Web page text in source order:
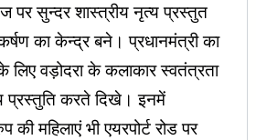
पर सुन्दर शास्त्रीय नृत्य प्रस्तुत
का केन्द्र बने। प्रधानमंत्री का
वड़ोदरा के कलाकार स्वतंत्रता
प्रस्तुति करते दिखे। इनमें
की महिलाएं भी एयरपोर्ट रोड पर